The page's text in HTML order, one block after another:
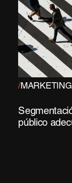
/
público